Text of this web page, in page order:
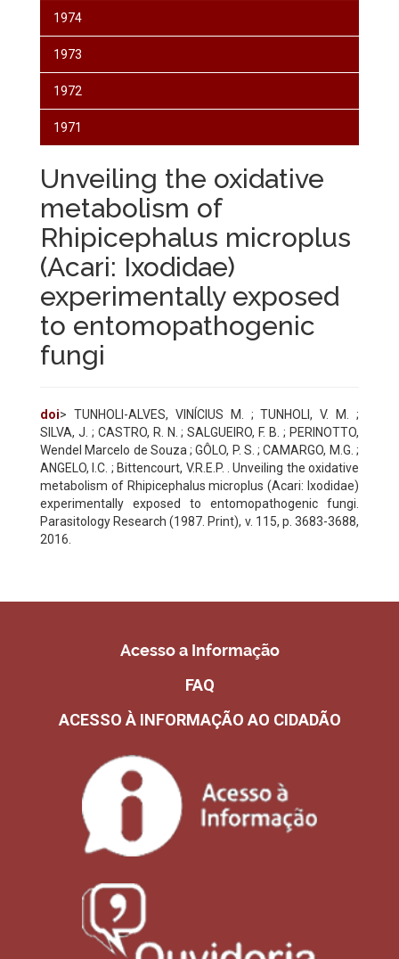
1974
1973
1972
1971
Unveiling the oxidative
metabolism of
Rhipicephalus microplus
(Acari: Ixodidae)
experimentally exposed
to entomopathogenic
fungi
doi> TUNHOLI-ALVES, VINÍCIUS M. ; TUNHOLI, V. M. ;
SILVA, J. ; CASTRO, R. N. ; SALGUEIRO, F. B. ; PERINOTTO,
Wendel Marcelo de Souza ; GÔLO, P. S. ; CAMARGO, M.G. ;
ANGELO, I.C. ; Bittencourt, V.R.E.P. . Unveiling the oxidative
metabolism of Rhipicephalus microplus (Acari: Ixodidae)
experimentally exposed to entomopathogenic fungi.
Parasitology Research (1987. Print), v. 115, p. 3683-3688,
2016.
Acesso a Informação
FAQ
ACESSO À INFORMAÇÃO AO CIDADÃO